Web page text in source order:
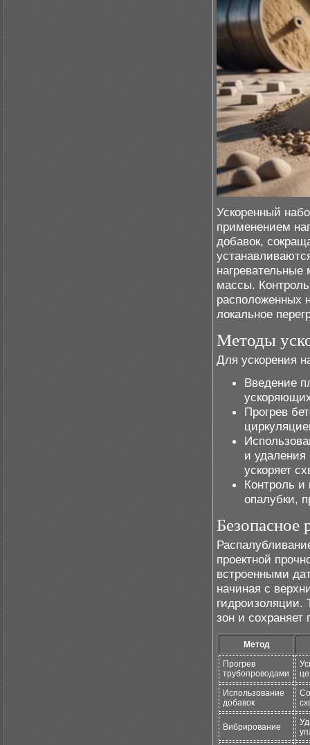
Ускоренный
применением
добавок,
массы.
расположенных
локальное
Методы
Для ускорения
Введение
Прогрев
и
ускоряет
Контроль и
опалубки,
Безопасное
проектной
встроенными
начиная с
гидроизоляции.
зон и сохраняет
Метод
Прогрев
трубопроводами
Использование
добавок
Вибрирование